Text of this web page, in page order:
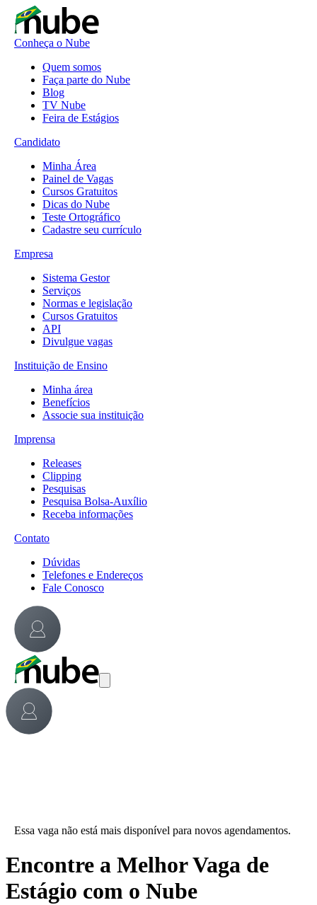
Conheça o Nube
Quem somos
Faça parte do Nube
Blog
TV Nube
Feira de Estágios
Candidato
Minha Área
Painel de Vagas
Cursos Gratuitos
Dicas do Nube
Teste Ortográfico
Cadastre seu currículo
Empresa
Sistema Gestor
Serviços
Normas e legislação
Cursos Gratuitos
API
Divulgue vagas
Instituição de Ensino
Minha área
Benefícios
Associe sua instituição
Imprensa
Releases
Clipping
Pesquisas
Pesquisa Bolsa-Auxílio
Receba informações
Contato
Dúvidas
Telefones e Endereços
Fale Conosco
Essa vaga não está mais disponível para novos agendamentos.
Encontre a Melhor Vaga de
Estágio com o Nube